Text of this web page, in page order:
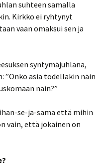
suhteen samalla
Kirkko ei ryhtynyt
vaan omaksui sen ja
syntymäjuhlana,
”Onko asia todellakin näin
näin?”
se-ja-sama että mihin
vain, että jokainen on